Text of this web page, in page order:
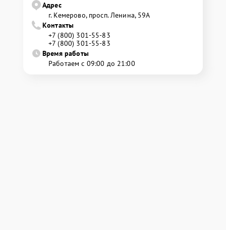
Адрес
г. Кемерово, просп. Ленина, 59А
Контакты
+7 (800) 301-55-83
+7 (800) 301-55-83
Время работы
Работаем с 09:00 до 21:00